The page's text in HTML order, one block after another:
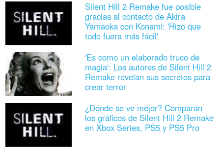
Silent Hill 2 Remake fue posible
gracias al contacto de Akira
Yamaoka con Konami: 'Hizo que
todo fuera más fácil'
'Es como un elaborado truco de
magia': Los autores de Silent Hill 2
Remake revelan sus secretos para
crear terror
¿Dónde se ve mejor? Comparan
los gráficos de Silent Hill 2 Remake
en Xbox Series, PS5 y PS5 Pro